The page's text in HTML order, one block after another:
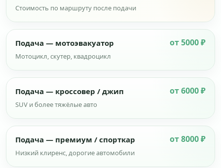
Стоимость по маршруту после подачи
Подача — мотоэвакуатор от 5000 ₽
Мотоцикл, скутер, квадроцикл
Подача — кроссовер / джип от 6000 ₽
SUV и более тяжёлые авто
Подача — премиум / спорткар от 8000 ₽
Низкий клиренс, дорогие автомобили